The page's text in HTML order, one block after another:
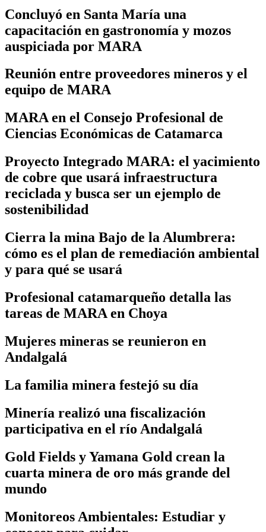
Concluyó en Santa María una
capacitación en gastronomía y mozos
auspiciada por MARA
Reunión entre proveedores mineros y el
equipo de MARA
MARA en el Consejo Profesional de
Ciencias Económicas de Catamarca
Proyecto Integrado MARA: el yacimiento
de cobre que usará infraestructura
reciclada y busca ser un ejemplo de
sostenibilidad
Cierra la mina Bajo de la Alumbrera:
cómo es el plan de remediación ambiental
y para qué se usará
Profesional catamarqueño detalla las
tareas de MARA en Choya
Mujeres mineras se reunieron en
Andalgalá
La familia minera festejó su día
Minería realizó una fiscalización
participativa en el río Andalgalá
Gold Fields y Yamana Gold crean la
cuarta minera de oro más grande del
mundo
Monitoreos Ambientales: Estudiar y